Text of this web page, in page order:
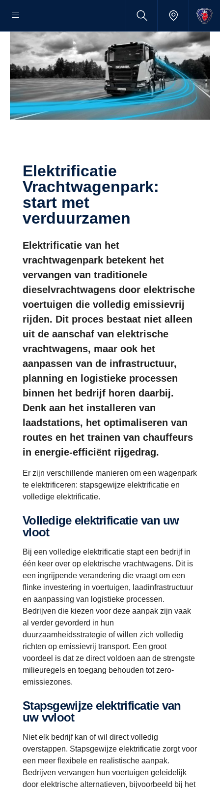
Elektrificatie
Vrachtwagenpark:
start met
verduurzamen
Elektrificatie van het
vrachtwagenpark betekent het
vervangen van traditionele
dieselvrachtwagens door elektrische
voertuigen die volledig emissievrij
rijden. Dit proces bestaat niet alleen
uit de aanschaf van elektrische
vrachtwagens, maar ook het
aanpassen van de infrastructuur,
planning en logistieke processen
binnen het bedrijf horen daarbij.
Denk aan het installeren van
laadstations, het optimaliseren van
routes en het trainen van chauffeurs
in energie-efficiënt rijgedrag.
Er zijn verschillende manieren om een wagenpark
te elektrificeren: stapsgewijze elektrificatie en
volledige elektrificatie.
Volledige elektrificatie van uw
vloot
Bij een volledige elektrificatie stapt een bedrijf in
één keer over op elektrische vrachtwagens. Dit is
een ingrijpende verandering die vraagt om een
flinke investering in voertuigen, laadinfrastructuur
en aanpassing van logistieke processen.
Bedrijven die kiezen voor deze aanpak zijn vaak
al verder gevorderd in hun
duurzaamheidsstrategie of willen zich volledig
richten op emissievrij transport. Een groot
voordeel is dat ze direct voldoen aan de strengste
milieuregels en toegang behouden tot zero-
emissiezones.
Stapsgewijze elektrificatie van
uw vvloot
Niet elk bedrijf kan of wil direct volledig
overstappen. Stapsgewijze elektrificatie zorgt voor
een meer flexibele en realistische aanpak.
Bedrijven vervangen hun voertuigen geleidelijk
door elektrische alternatieven, bijvoorbeeld bij het